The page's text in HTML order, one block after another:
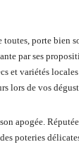
toutes, porte bien
par ses
et variétés
lors de vos
apogée.
poteries